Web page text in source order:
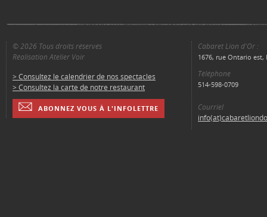
© 2026 Tous droits réservés
Réalisation Atelier Voir
> Consultez le calendrier de nos spectacles
> Consultez la carte de notre restaurant
ABONNEZ VOUS À L'INFOLETTRE
Cabaret Lion d'Or :
1676, rue Ontario est,
Téléphone
514-598-0709
Courriel